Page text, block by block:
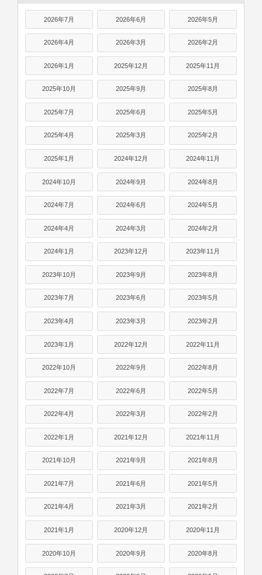
2026年7月 2026年6月 2026年5月
2026年4月 2026年3月 2026年2月
2026年1月 2025年12月 2025年11月
2025年10月 2025年9月 2025年8月
2025年7月 2025年6月 2025年5月
2025年4月 2025年3月 2025年2月
2025年1月 2024年12月 2024年11月
2024年10月 2024年9月 2024年8月
2024年7月 2024年6月 2024年5月
2024年4月 2024年3月 2024年2月
2024年1月 2023年12月 2023年11月
2023年10月 2023年9月 2023年8月
2023年7月 2023年6月 2023年5月
2023年4月 2023年3月 2023年2月
2023年1月 2022年12月 2022年11月
2022年10月 2022年9月 2022年8月
2022年7月 2022年6月 2022年5月
2022年4月 2022年3月 2022年2月
2022年1月 2021年12月 2021年11月
2021年10月 2021年9月 2021年8月
2021年7月 2021年6月 2021年5月
2021年4月 2021年3月 2021年2月
2021年1月 2020年12月 2020年11月
2020年10月 2020年9月 2020年8月